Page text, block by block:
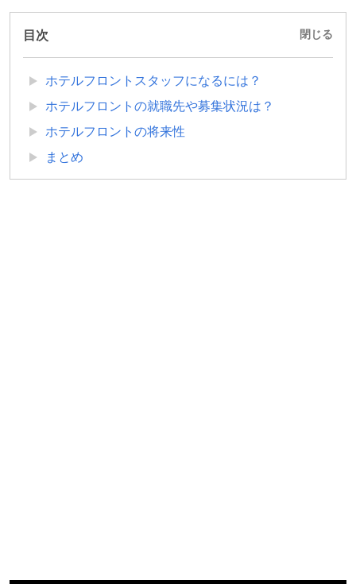
目次 閉じる
ホテルフロントスタッフになるには？
ホテルフロントの就職先や募集状況は？
ホテルフロントの将来性
まとめ